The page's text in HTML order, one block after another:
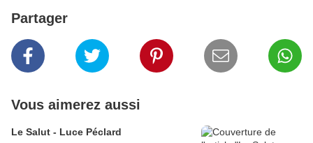
Partager
Vous aimerez aussi
Le Salut - Luce Péclard